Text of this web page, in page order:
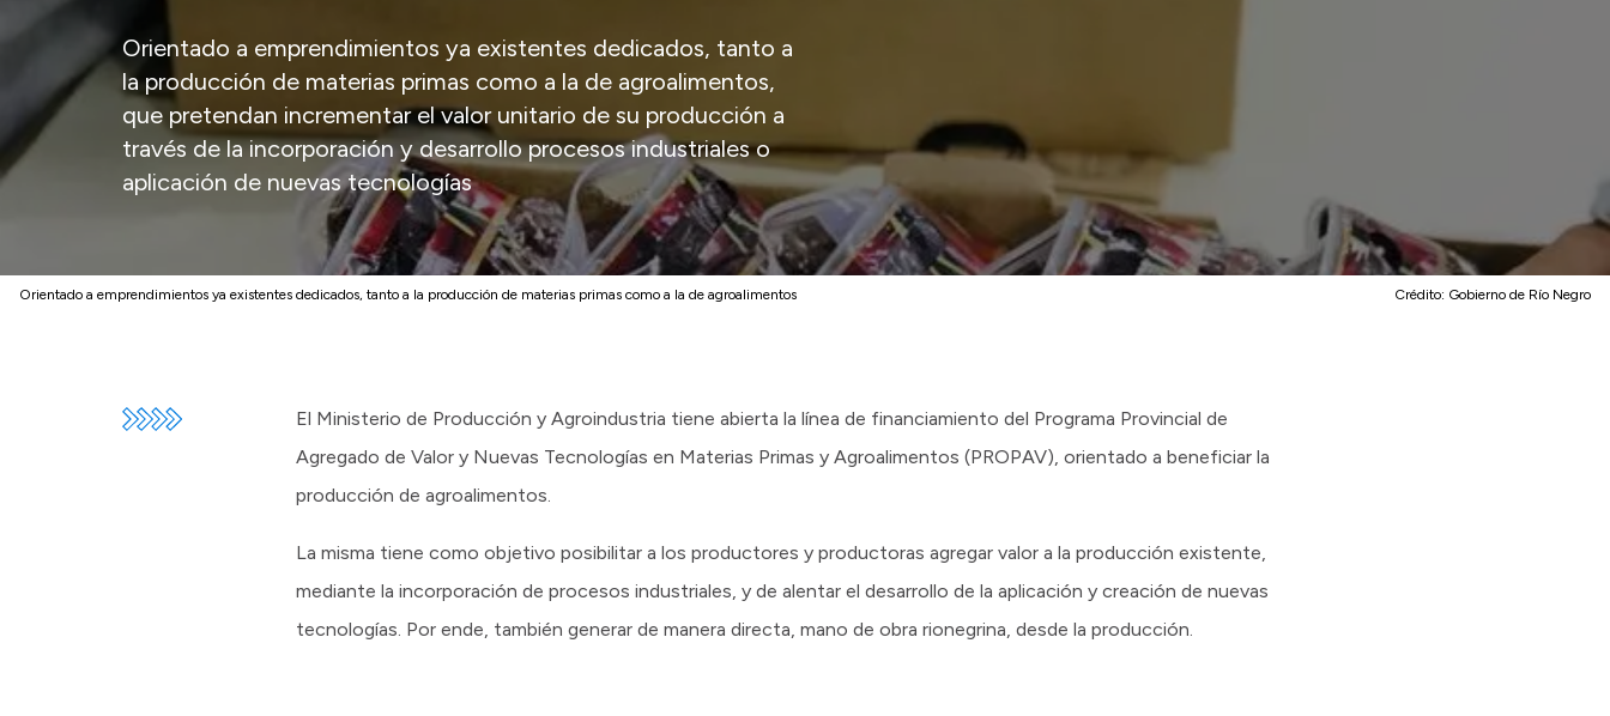
Orientado a emprendimientos ya existentes dedicados, tanto a
la producción de materias primas como a la de agroalimentos,
que pretendan incrementar el valor unitario de su producción a
través de la incorporación y desarrollo procesos industriales o
aplicación de nuevas tecnologías
Orientado a emprendimientos ya existentes dedicados, tanto a la producción de materias primas como a la de agroalimentos Crédito: Gobierno de Río Negro
El Ministerio de Producción y Agroindustria tiene abierta la línea de financiamiento del Programa Provincial de
Agregado de Valor y Nuevas Tecnologías en Materias Primas y Agroalimentos (PROPAV), orientado a beneficiar la
producción de agroalimentos.
La misma tiene como objetivo posibilitar a los productores y productoras agregar valor a la producción existente,
mediante la incorporación de procesos industriales, y de alentar el desarrollo de la aplicación y creación de nuevas
tecnologías. Por ende, también generar de manera directa, mano de obra rionegrina, desde la producción.